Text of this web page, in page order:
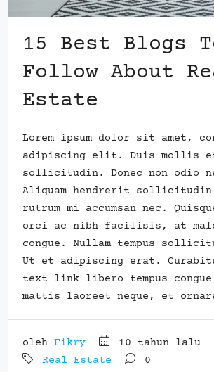
15 Best Blogs
Follow About
Estate
Lorem ipsum dolor sit amet,
adipiscing elit. Duis mollis et
sollicitudin. Donec non odio
Aliquam hendrerit
rutrum mi accumsan nec.
orci ac nibh facilisis, at
congue. Nullam tempus
Ut et adipiscing erat.
text link libero tempus
mattis laoreet neque, et
oleh Fikry
10 tahun lalu
Real Estate
0